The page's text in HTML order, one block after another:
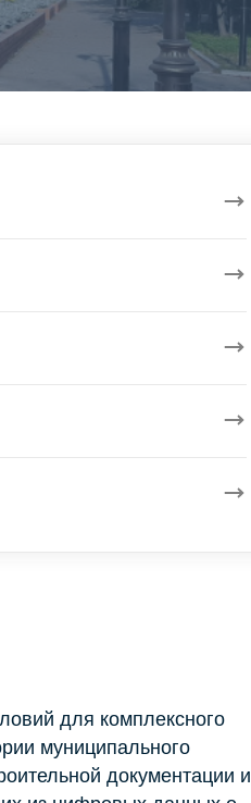
для комплексного
муниципального
документации и